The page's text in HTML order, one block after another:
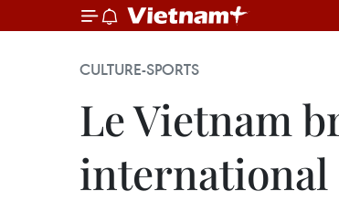
CULTURE-SPORTS
Le Vietnam
international